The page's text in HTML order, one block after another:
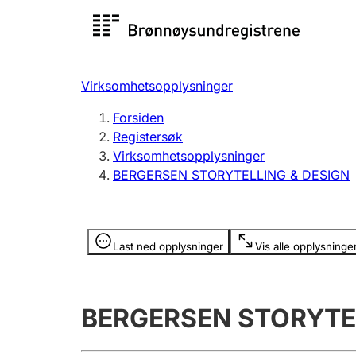
Registersøk
Registrere, endre, slette
Virksomhetsopplysninger
Forsiden
Registersøk
Virksomhetsopplysninger
BERGERSEN STORYTELLING & DESIGN
Last ned opplysninger Vis alle
Opplysninger er skjult
BERGERSEN